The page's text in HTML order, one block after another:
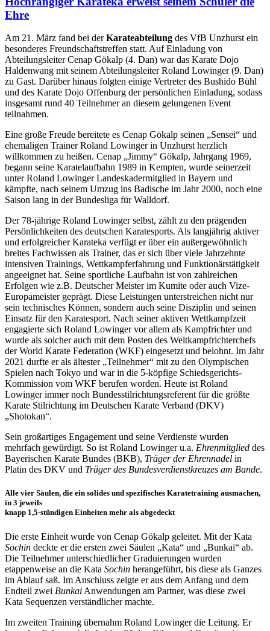
Ehre
Am 21. März fand bei derKarateabteilung des VfB Unzhurst ein
besonderes Freundschaftstreffen statt. Auf Einladung von
Abteilungsleiter Cenap Gökalp (4. Dan) war das Karate Dojo
Haldenwang mit seinem Abteilungsleiter Roland Lowinger (9. Dan)
zu Gast. Darüber hinaus folgten einige Vertreter des Bushido Bühl
und des Karate Dojo Offenburg der persönlichen Einladung, sodass
insgesamt rund 40 Teilnehmer an diesem gelungenen Event
teilnahmen.
Eine große Freude bereitete es Cenap Gökalp seinen „Sensei“ und
ehemaligen Trainer Roland Lowinger in Unzhurst herzlich
willkommen zu heißen. Cenap „Jimmy“ Gökalp, Jahrgang 1969,
begann seine Karatelaufbahn 1989 in Kempten, wurde seinerzeit
unter Roland Lowinger Landeskadermitglied in Bayern und
kämpfte, nach seinem Umzug ins Badische im Jahr 2000, noch eine
Saison lang in der Bundesliga für Walldorf.
Der 78-jährige Roland Lowinger selbst, zählt zu den prägenden
Persönlichkeiten des deutschen Karatesports. Als langjährig aktiver
und erfolgreicher Karateka verfügt er über ein außergewöhnlich
breites Fachwissen als Trainer, das er sich über viele Jahrzehnte
intensiven Trainings, Wettkampferfahrung und Funktionärstätigkeit
angeeignet hat. Seine sportliche Laufbahn ist von zahlreichen
Erfolgen wie z.B. Deutscher Meister im Kumite oder auch Vize-
Europameister geprägt. Diese Leistungen unterstreichen nicht nur
sein technisches Können, sondern auch seine Disziplin und seinen
Einsatz für den Karatesport. Nach seiner aktiven Wettkampfzeit
engagierte sich Roland Lowinger vor allem als Kampfrichter und
wurde als solcher auch mit dem Posten des Weltkampfrichterchefs
der World Karate Federation (WKF) eingesetzt und belohnt. Im Jahr
2021 durfte er als ältester „Teilnehmer“ mit zu den Olympischen
Spielen nach Tokyo und war in die 5-köpfige Schiedsgerichts-
Kommission vom WKF berufen worden. Heute ist Roland
Lowinger immer noch Bundesstilrichtungsreferent für die größte
Karate Stilrichtung im Deutschen Karate Verband (DKV)
„Shotokan“.
Sein großartiges Engagement und seine Verdienste wurden
mehrfach gewürdigt. So ist Roland Lowinger u.a. Ehrenmitglied des
Bayerischen Karate Bundes (BKB), Träger der Ehrennadel in
Platin des DKV und Träger des Bundesverdienstkreuzes am Bande.
Alle vier Säulen, die ein solides und spezifisches Karatetraining ausmachen,
in 3 jeweils
knapp 1,5-stündigen Einheiten mehr als abgedeckt
Die erste Einheit wurde von Cenap Gökalp geleitet. Mit der Kata
Sochin deckte er die ersten zwei Säulen „Kata“ und „Bunkai“ ab.
Die Teilnehmer unterschiedlicher Graduierungen wurden
etappenweise an die Kata Sochin herangeführt, bis diese als Ganzes
im Ablauf saß. Im Anschluss zeigte er aus dem Anfang und dem
Endteil zwei Bunkai Anwendungen am Partner, was diese zwei
Kata Sequenzen verständlicher machte.
Im zweiten Training übernahm Roland Lowinger die Leitung. Er